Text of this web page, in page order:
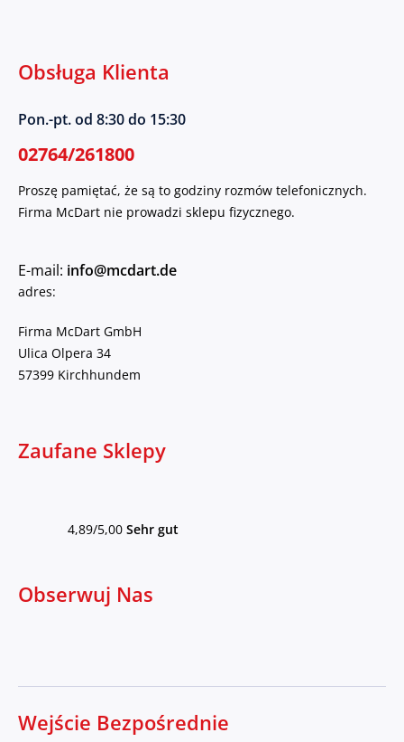
Obsługa Klienta
Pon.-pt. od 8:30 do 15:30
02764/261800
Proszę pamiętać, że są to godziny rozmów telefonicznych.
Firma McDart nie prowadzi sklepu fizycznego.
E-mail: info@mcdart.de
adres:
Firma McDart GmbH
Ulica Olpera 34
57399 Kirchhundem
Zaufane Sklepy
4,89/5,00 Sehr gut
Obserwuj Nas
Wejście Bezpośrednie